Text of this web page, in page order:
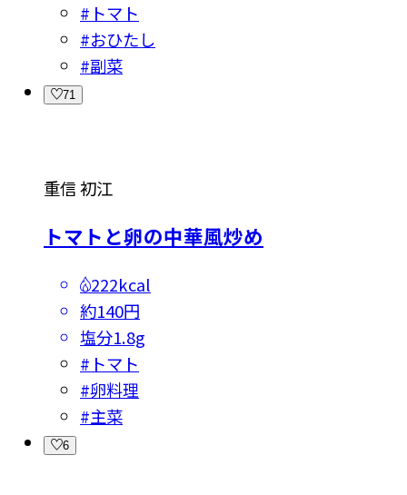
# トマト
#おひたし
#副菜
71
重信 初江
トマトと卵の中華風炒め
222kcal
約140円
塩分1.8g
# トマト
#卵料理
#主菜
6